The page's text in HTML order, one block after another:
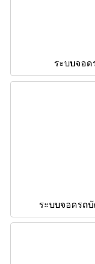
ระบบจอด
ระบบจอดรถ